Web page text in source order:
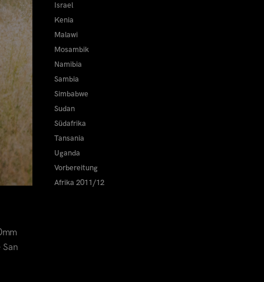
Israel
Kenia
Malawi
Mosambik
Namibia
Sambia
Simbabwe
Sudan
Südafrika
Tansania
Uganda
Vorbereitung
Afrika 2011/12